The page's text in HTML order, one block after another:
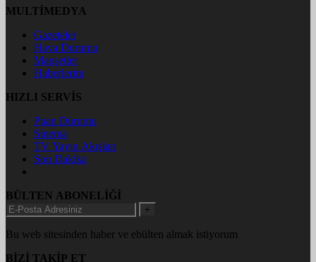
MULTİMEDYA
Gazeteler
Hava Durumu
Manşetler
Haberlerim
HIZLI SERVİS
Puan Durumu
Sinema
TV Yayın Akışları
Son Dakika
BÜLTEN ABONELİĞİ
+
Bu web sitesinden haber ve ebülten almak istiyorum
BİZİ TAKİP ET